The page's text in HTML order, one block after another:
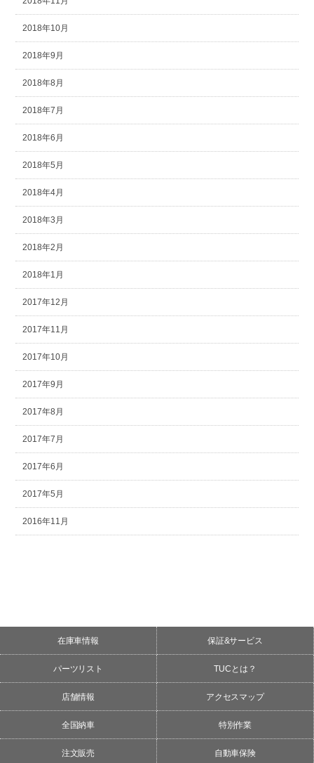
2018年10月
2018年9月
2018年8月
2018年7月
2018年6月
2018年5月
2018年4月
2018年3月
2018年2月
2018年1月
2017年12月
2017年11月
2017年10月
2017年9月
2017年8月
2017年7月
2017年6月
2017年5月
2016年11月
在庫車情報 保証&サービス
パーツリスト TUCとは？
店舗情報 アクセスマップ
全国納車 特別作業
注文販売 自動車保険